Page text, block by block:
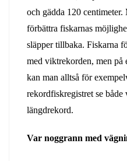
och gädda 120
förbättra fiskarnas
släpper tillbaka. Fiskarna
med viktrekorden, men på
kan man alltså för
rekordfiskregistret se både
längdrekord.
Var noggrann med